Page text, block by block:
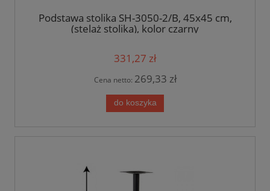
Podstawa stolika SH-3050-2/B, 45x45 cm,
(stelaż stolika), kolor czarny
331,27 zł
Cena netto: 269,33 zł
do koszyka